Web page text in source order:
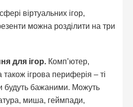
віртуальних ігор,
можна розділити на три
для ігор. Комп’ютер,
також ігрова периферія – ті
будуть бажаними. Можуть
миша, геймпади,